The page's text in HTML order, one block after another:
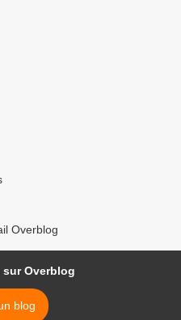
Overblog
Overblog
blog